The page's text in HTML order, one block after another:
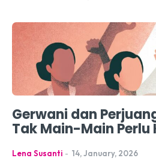
Gerwani dan
Tak Main-Main
Lena Susanti - 14, January, 2026